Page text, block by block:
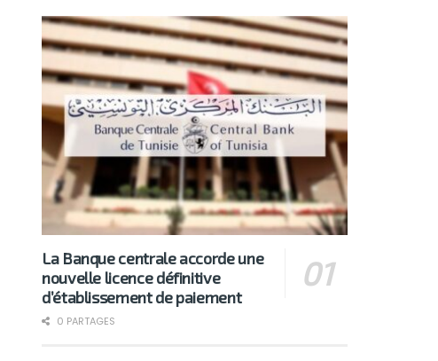
La Banque centrale accorde une
nouvelle licence définitive
d’établissement de paiement
0 PARTAGES